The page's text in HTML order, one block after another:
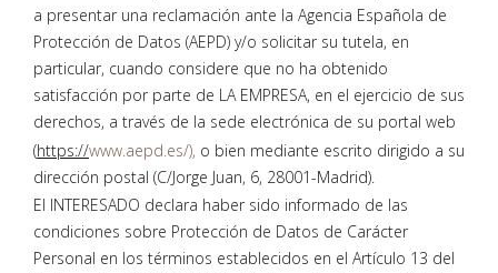
a presentar una reclamación ante la Agencia Española de
Protección de Datos (AEPD) y/o solicitar su tutela, en
particular, cuando considere que no ha obtenido
satisfacción por parte de LA EMPRESA, en el ejercicio de sus
derechos, a través de la sede electrónica de su portal web
(https://www.aepd.es/), o bien mediante escrito dirigido a su
dirección postal (C/Jorge Juan, 6, 28001-Madrid).
El INTERESADO declara haber sido informado de las
condiciones sobre Protección de Datos de Carácter
Personal en los términos establecidos en el Artículo 13 del